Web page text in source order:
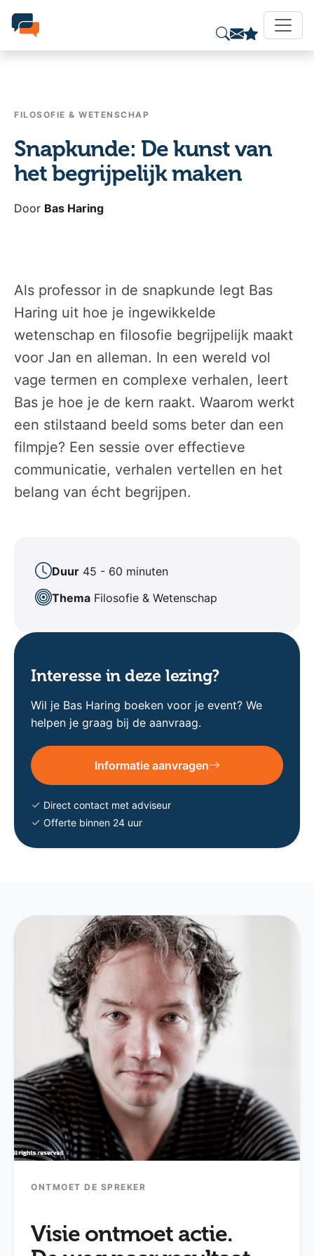
FILOSOFIE & WETENSCHAP
Snapkunde: De kunst van
het begrijpelijk maken
Door Bas Haring
Als professor in de snapkunde legt Bas
Haring uit hoe je ingewikkelde
wetenschap en filosofie begrijpelijk maakt
voor Jan en alleman. In een wereld vol
vage termen en complexe verhalen, leert
Bas je hoe je de kern raakt. Waarom werkt
een stilstaand beeld soms beter dan een
filmpje? Een sessie over effectieve
communicatie, verhalen vertellen en het
belang van écht begrijpen.
Duur 45 - 60 minuten
Thema Filosofie & Wetenschap
Interesse in deze lezing?
Wil je Bas Haring boeken voor je event? We
helpen je graag bij de aanvraag.
Informatie aanvragen
Direct contact met adviseur
Offerte binnen 24 uur
ONTMOET DE SPREKER
Visie ontmoet actie.